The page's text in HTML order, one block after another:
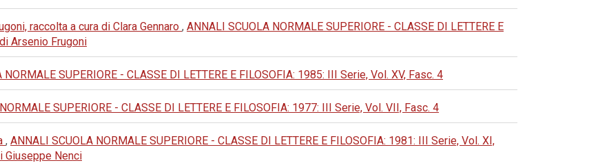
raccolta a cura di Clara Gennaro , ANNALI SCUOLA NORMALE SUPERIORE - CLASSE DI LETTERE E
Arsenio Frugoni
SUPERIORE - CLASSE DI LETTERE E FILOSOFIA: 1985: III Serie, Vol. XV, Fasc. 4
SUPERIORE - CLASSE DI LETTERE E FILOSOFIA: 1977: III Serie, Vol. VII, Fasc. 4
, ANNALI SCUOLA NORMALE SUPERIORE - CLASSE DI LETTERE E FILOSOFIA: 1981: III Serie, Vol. XI,
Giuseppe Nenci